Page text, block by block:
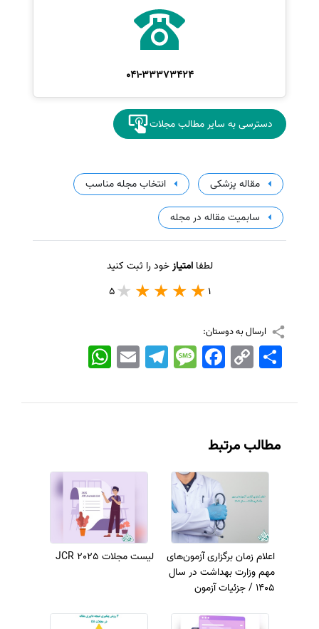
041-33373424
دسترسی به سایر مطالب مجلات
مقاله پزشکی انتخاب مجله مناسب
سابمیت مقاله در مجله
لطفاامتیازخود را ثبت کنید
1
5
ارسال به دوستان:
WhatsApp EmailTelegramMessageFacebook Copy
Link
اشتراک
مطالب مرتبط
اعلام زمان برگزاری آزمون‌های
مهم وزارت بهداشت در سال
1405 / جزئیات آزمون
لیست مجلات JCR 2025